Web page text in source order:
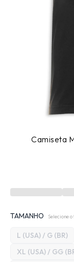
Camiseta
TAMANHO Selecione
L (USA) / G (BR)
XL (USA) / GG